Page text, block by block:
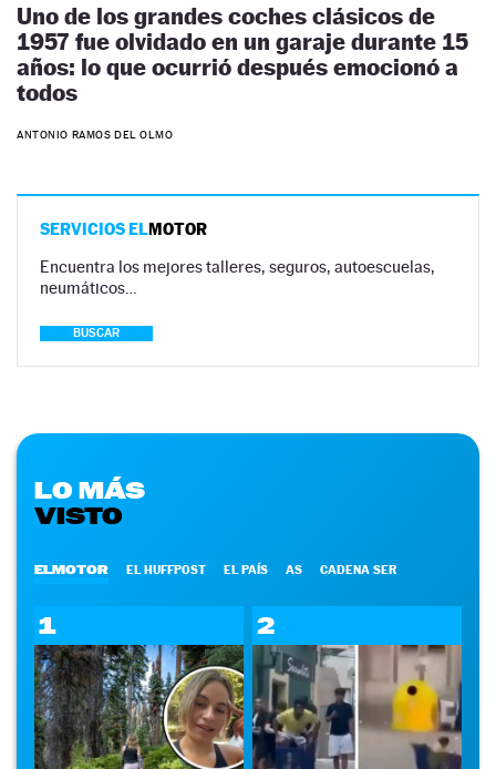
Uno de los grandes coches clásicos de
1957 fue olvidado en un garaje durante 15
años: lo que ocurrió después emocionó a
todos
ANTONIO RAMOS DEL OLMO
SERVICIOS ELMOTOR
Encuentra los mejores talleres, seguros, autoescuelas,
neumáticos…
BUSCAR
LO MÁS
VISTO
ELMOTOR EL HUFFPOST EL PAÍS AS CADENA SER
1 2